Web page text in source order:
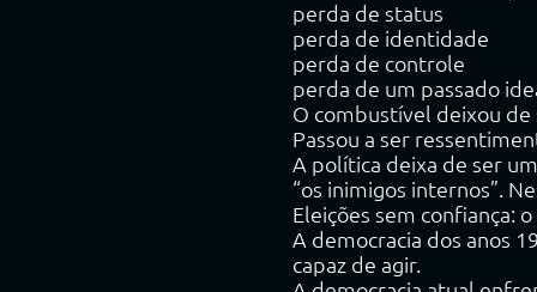
perda de status
perda de identidade
perda de controle
perda de um passado
O combustível deixou de
Passou a ser
A política deixa de ser
“os inimigos internos”.
Eleições sem confiança:
A democracia dos anos
capaz de agir.